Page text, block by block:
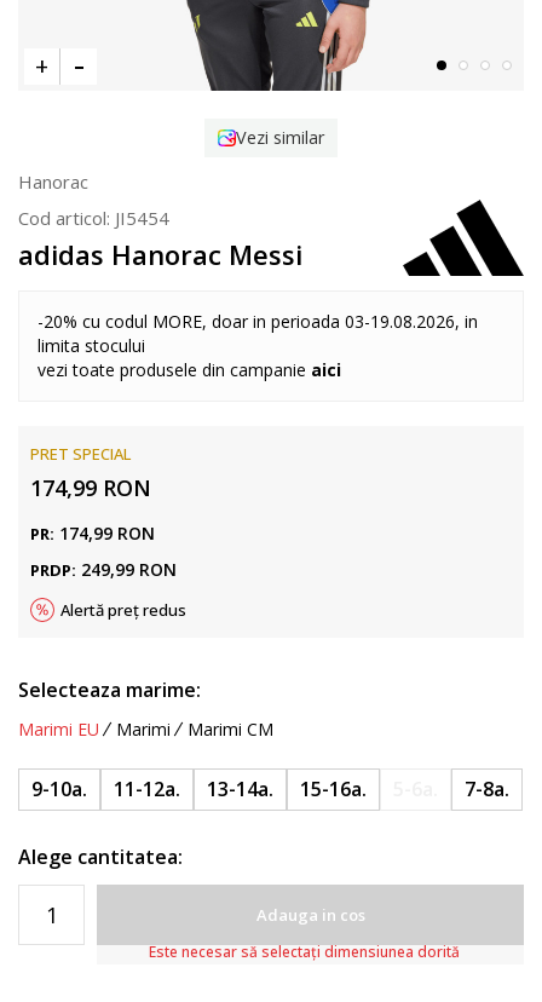
Vezi similar
Hanorac
Cod articol: JI5454
adidas Hanorac Messi
-20% cu codul MORE, doar in perioada 03-19.08.2026, in
limita stocului
vezi toate produsele din campanie aici
PRET SPECIAL
174,99 RON
PR: 174,99 RON
PRDP: 249,99 RON
Alertă preț redus
Selecteaza marime:
Marimi EU Marimi Marimi CM
9-10a. 11-12a. 13-14a. 15-16a. 7-8a.
Alege cantitatea:
Adauga in cos
Este necesar să selectați dimensiunea dorită